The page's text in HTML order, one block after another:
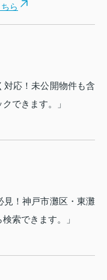
ら
対応！未公開物件も含
できます。」
見！神戸市灘区・東灘
索できます。」